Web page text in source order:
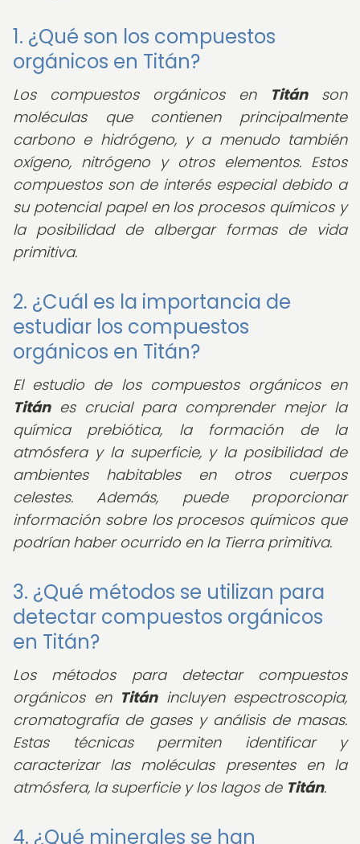
1. ¿Qué son los compuestos
orgánicos en Titán?
Los compuestos orgánicos en Titánson
moléculas que contienen principalmente
carbono e hidrógeno, y a menudo también
oxígeno, nitrógeno y otros elementos. Estos
compuestos son de interés especial debido a
su potencial papel en los procesos químicos y
la posibilidad de albergar formas de vida
primitiva.
2. ¿Cuál es la importancia de
estudiar los compuestos
orgánicos en Titán?
El estudio de los compuestos orgánicos en
Titánes crucial para comprender mejor la
química prebiótica, la formación de la
atmósfera y la superficie, y la posibilidad de
ambientes habitables en otros cuerpos
celestes. Además, puede proporcionar
información sobre los procesos químicos que
podrían haber ocurrido en la Tierra primitiva.
3. ¿Qué métodos se utilizan para
detectar compuestos orgánicos
en Titán?
Los métodos para detectar compuestos
orgánicos en Titánincluyen espectroscopia,
cromatografía de gases y análisis de masas.
Estas técnicas permiten identificar y
caracterizar las moléculas presentes en la
atmósfera, la superficie y los lagos de Titán.
4. ¿Qué minerales se han